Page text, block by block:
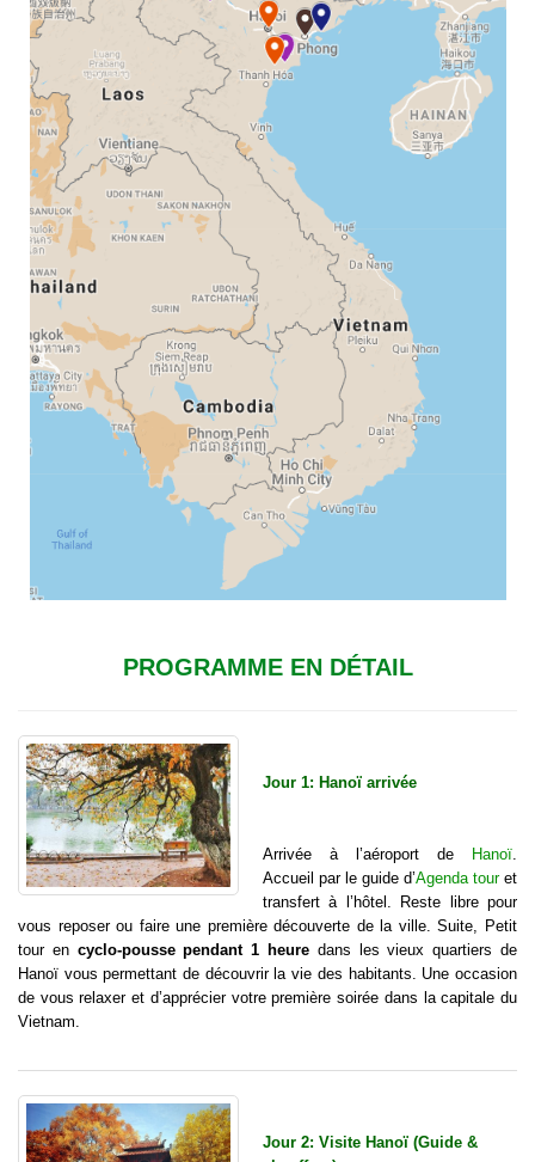
PROGRAMME EN DÉTAIL
Jour 1: Hanoï arrivée
Arrivée à l’aéroport de Hanoï
Accueil par le guide d’Agenda touret
transfert à l’hôtel. Reste libre pour
vous reposer ou faire une première découverte de la ville. Suite, Petit
tour en cyclo-pousse pendant 1 heure dans les vieux quartiers de
Hanoï vous permettant de découvrir la vie des habitants. Une occasion
de vous relaxer et d’apprécier votre première soirée dans la capitale du
Vietnam.
Jour 2: Visite Hanoï (Guide &